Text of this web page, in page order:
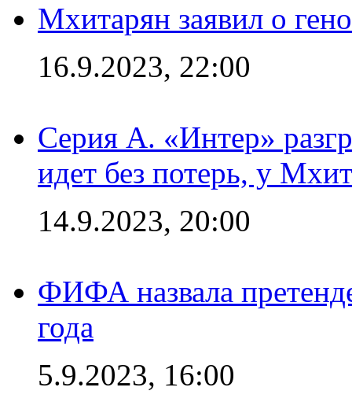
Мхитарян заявил о
16.9.2023, 22:00
Серия А. «Интер»
идет без потерь, у
14.9.2023, 20:00
ФИФА назвала
года
5.9.2023, 16:00